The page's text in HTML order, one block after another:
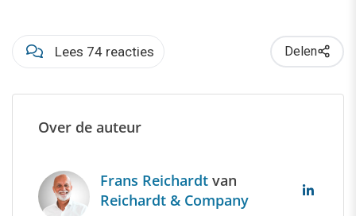
Lees 74 reacties Delen
Over de auteur
Frans Reichardt van
Reichardt & Company